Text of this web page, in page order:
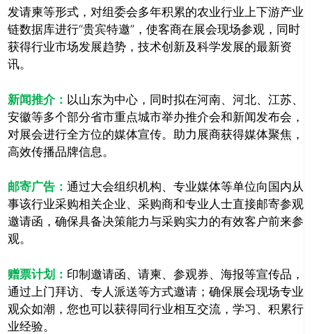
发请柬等形式，对组委会多年积累的农业行业上下游产业
链数据库进行“贵宾特邀”，使客商在展会现场参观，同时
获得行业市场发展趋势，技术创新及科学发展的最新资
讯。
新闻推介： 以山东为中心，同时拟在河南、河北、江苏、
安徽等多个部分省市重点城市举办推介会和新闻发布会，
对展会进行全方位的媒体宣传。助力展商获得媒体聚焦，
高效传播品牌信息。
邮寄广告： 通过大会组织机构、专业媒体等单位向国内从
事该行业采购相关企业、采购商和专业人士直接邮寄参观
邀请函，确保具备决策能力与采购实力的有效客户前来参
观。
赠票计划： 印制邀请函、请柬、参观券、海报等宣传品，
通过上门拜访、专人派送等方式邀请；确保展会现场专业
观众如潮，您也可以获得同行业相互交流，学习、积累行
业经验。